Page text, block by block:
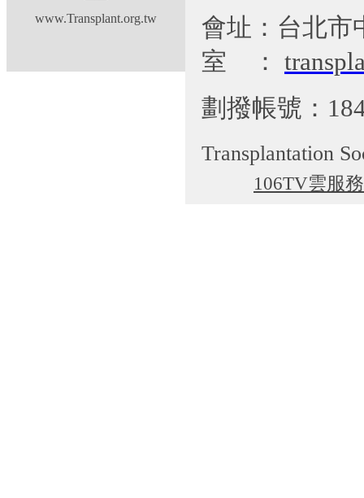
www.Transplant.org.tw
會址：台北市
室
：
劃撥帳號：
Transplantation
106TV雲服務